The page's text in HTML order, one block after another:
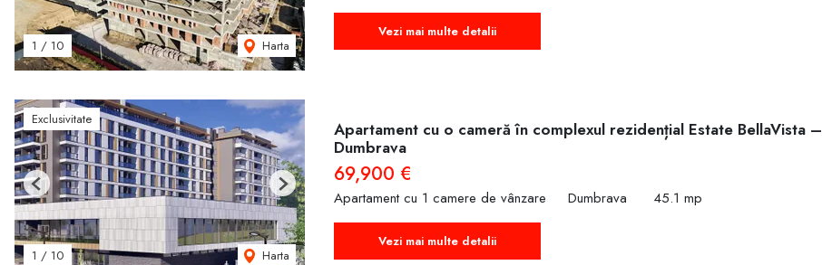
1 / 10 Harta
Vezi mai multe detalii
Exclusivitate
1 / 10 Harta
Previous Next
Apartament cu o cameră în complexul rezidențial Estate BellaVista –
Dumbrava
69,900 €
Apartament cu 1 camere de vânzare Dumbrava 45.1 mp
Vezi mai multe detalii